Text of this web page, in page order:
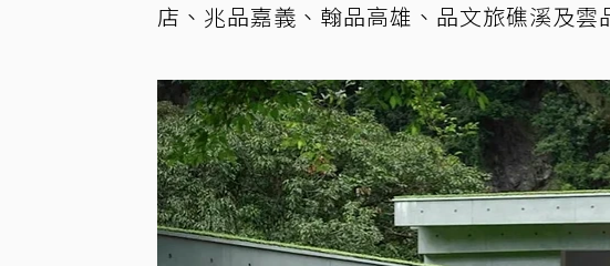
店、兆品嘉義、翰品高雄、品文旅礁溪及